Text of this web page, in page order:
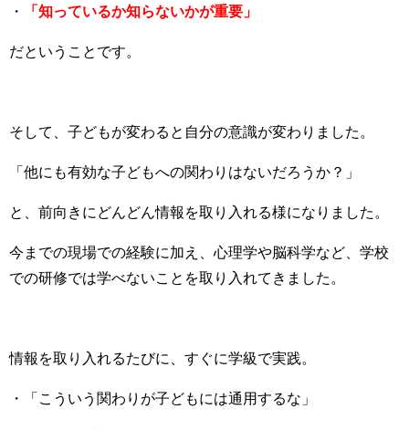
・ 「知っているか知らないかが重要」
だということです。
そして、子どもが変わると自分の意識が変わりました。
「他にも有効な子どもへの関わりはないだろうか？」
と、前向きにどんどん情報を取り入れる様になりました。
今までの現場での経験に加え、心理学や脳科学など、学校
での研修では学べないことを取り入れてきました。
情報を取り入れるたびに、すぐに学級で実践。
・「こういう関わりが子どもには通用するな」